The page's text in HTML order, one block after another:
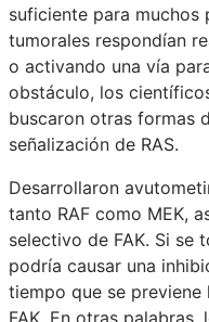
suficiente para muchos
tumorales respondían
o activando una vía
obstáculo, los
buscaron otras formas
señalización de RAS.
Desarrollaron
tanto RAF como MEK,
selectivo de FAK. Si se
podría causar una
tiempo que se previene
FAK. En otras